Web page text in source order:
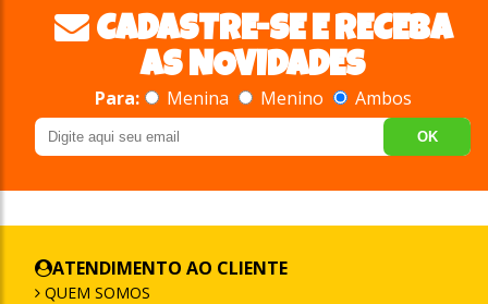
CADASTRE-SE E RECEBA
AS NOVIDADES
Para: Menina Menino Ambos
OK
ATENDIMENTO AO CLIENTE
QUEM SOMOS